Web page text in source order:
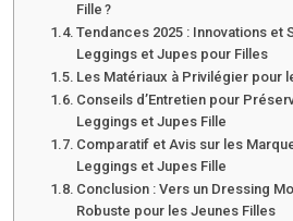
Fille ?
Tendances 2025 : Innovations et
Leggings et Jupes pour Filles
Les Matériaux à Privilégier pour
Conseils d’Entretien pour
Leggings et Jupes Fille
Comparatif et Avis sur les
Leggings et Jupes Fille
Conclusion : Vers un Dressing
Robuste pour les Jeunes Filles